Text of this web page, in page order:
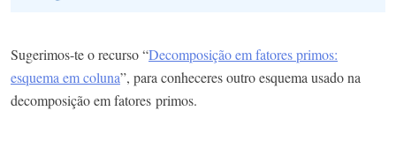
Sugerimos-te o recurso “Decomposição em fatores primos:
esquema em coluna”, para conheceres outro esquema usado na
decomposição em fatores primos.